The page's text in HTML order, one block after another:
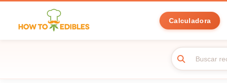
Calculadora